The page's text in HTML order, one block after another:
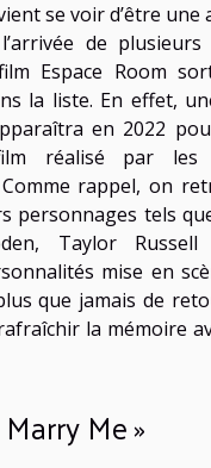
se voir d’être une
de
Espace Room
la liste. En effet,
en 2022
réalisé par les
rappel, on
personnages tels
Taylor
mise en
que jamais de
la mémoire
Me »